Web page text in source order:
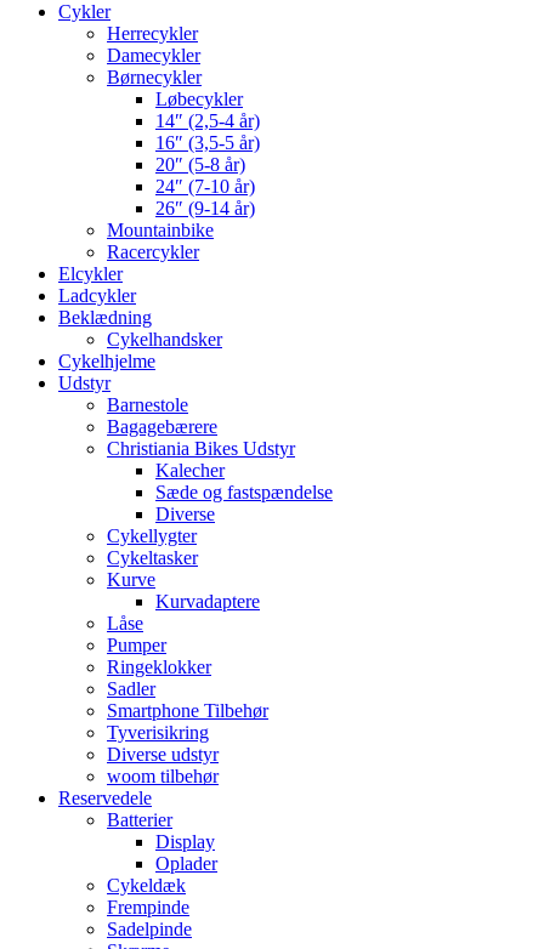
Cykler
Herrecykler
Damecykler
Børnecykler
Løbecykler
14″ (2,5-4 år)
16″ (3,5-5 år)
20″ (5-8 år)
24″ (7-10 år)
26″ (9-14 år)
Mountainbike
Racercykler
Elcykler
Ladcykler
Beklædning
Cykelhandsker
Cykelhjelme
Udstyr
Barnestole
Bagagebærere
Christiania Bikes Udstyr
Kalecher
Sæde og fastspændelse
Diverse
Cykellygter
Cykeltasker
Kurve
Kurvadaptere
Låse
Pumper
Ringeklokker
Sadler
Smartphone Tilbehør
Tyverisikring
Diverse udstyr
woom tilbehør
Reservedele
Batterier
Display
Oplader
Cykeldæk
Frempinde
Sadelpinde